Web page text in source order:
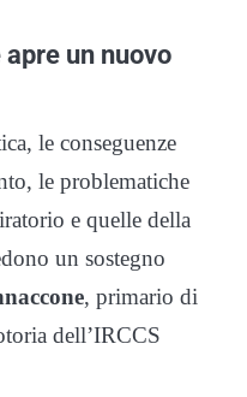
un nuovo
le conseguenze
le problematiche
e quelle della
un sostegno
, primario di
dell’IRCCS